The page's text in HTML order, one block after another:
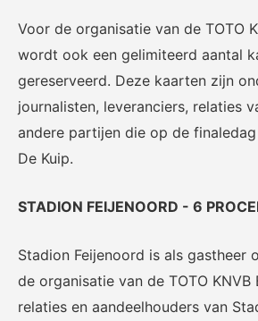
Eén Tweetje
De online community voor
bestuurders in het
amateurvoetbal.
Voor de organisatie van de TOTO
wordt ook een gelimiteerd aantal
gereserveerd. Deze kaarten zijn
journalisten, leveranciers, relaties
andere partijen die op de
De Kuip.
STADION FEIJENOORD - 6
Stadion Feijenoord is als gastheer
de organisatie van de TOTO KNVB
relaties en aandeelhouders van